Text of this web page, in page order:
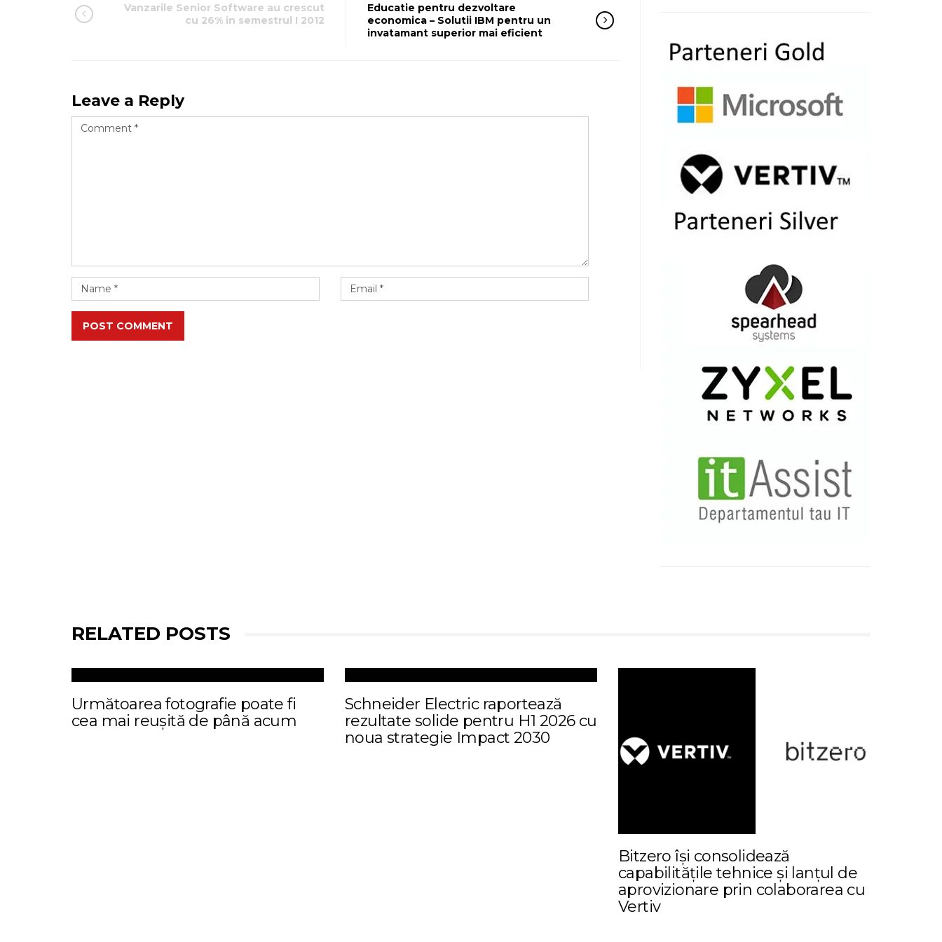
Vanzarile Senior Software au crescut
cu 26% in semestrul I 2012
Educatie pentru dezvoltare
economica – Solutii IBM pentru un
invatamant superior mai eficient
Leave a Reply
POST COMMENT
RELATED POSTS
Următoarea fotografie poate fi
cea mai reușită de până acum
Schneider Electric raportează
rezultate solide pentru H1 2026 cu
noua strategie Impact 2030
Bitzero își consolidează
capabilitățile tehnice și lanțul de
aprovizionare prin colaborarea cu
Vertiv